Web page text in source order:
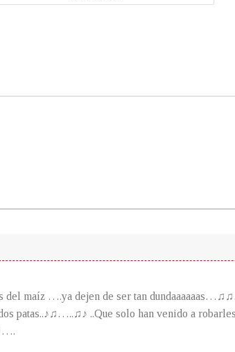
maíz ….ya dejen de ser tan
dos patas..♪♫…..♫♪ ..Que solo han venido a robarles